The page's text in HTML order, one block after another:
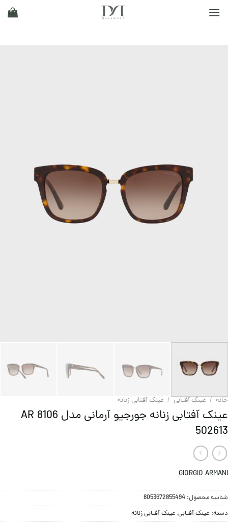
خانه / عینک آفتابی / عینک آفتابی زنانه
عینک آفتابی زنانه جورجیو آرمانی مدل AR 8106
502613
GIORGIO ARMANI
شناسه محصول: 8053672855494
دسته: عینک آفتابی, عینک آفتابی زنانه